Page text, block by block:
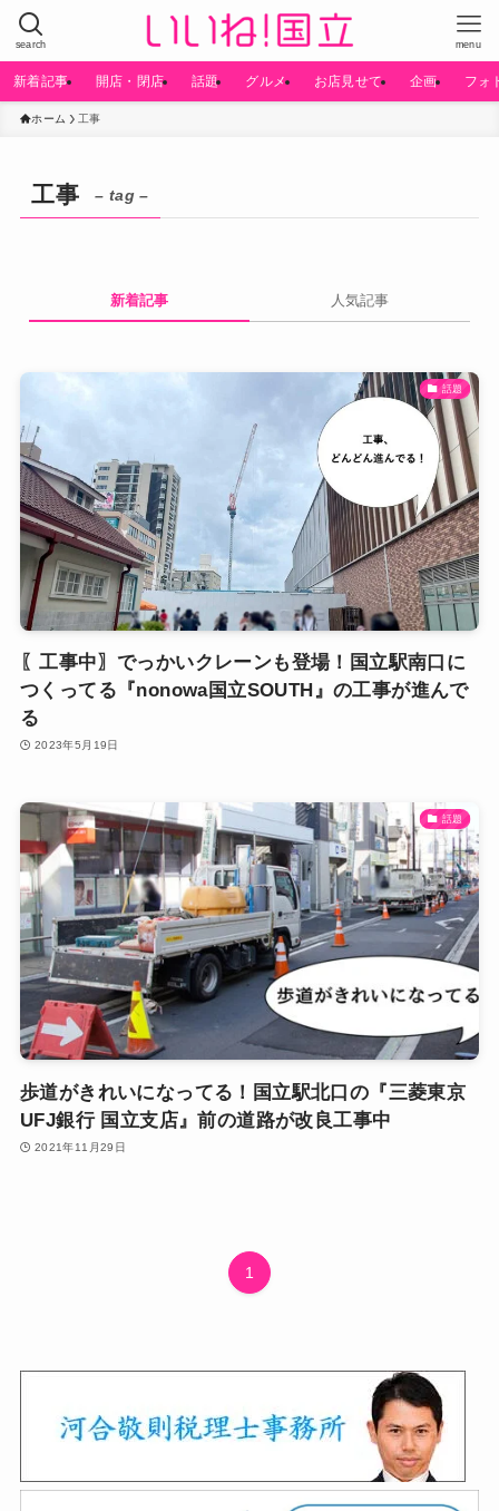
search menu
新着記事 開店・閉店 話題 グルメ お店見せて 企画 フォ
ホーム 工事
工事 – tag –
新着記事 人気記事
話題
〖工事中〗でっかいクレーンも登場！国立駅南口に
つくってる『nonowa国立SOUTH』の工事が進んで
る
2023年5月19日
話題
歩道がきれいになってる！国立駅北口の『三菱東京
UFJ銀行 国立支店』前の道路が改良工事中
2021年11月29日
1